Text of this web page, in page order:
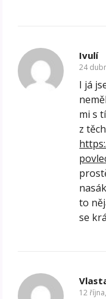
Ivulí
24
I já
mi s
z
to
se
12